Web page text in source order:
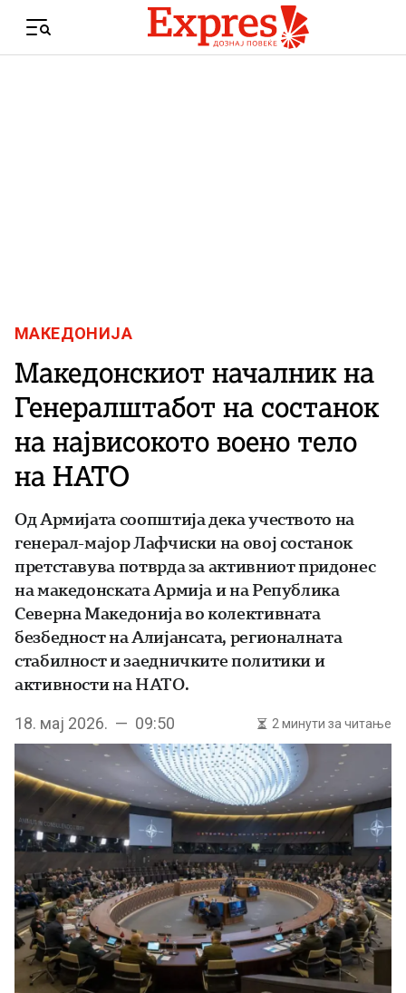
Menu
МАКЕДОНИЈА
Македонскиот началник на
Генералштабот на состанок
на највисокото воено тело
на НАТО
Од Армијата соопштија дека учеството на
генерал-мајор Лафчиски на овој состанок
претставува потврда за активниот придонес
на македонската Армија и на Република
Северна Македонија во колективната
безбедност на Алијансата, регионалната
стабилност и заедничките политики и
активности на НАТО.
18. мај 2026. — 09:50 2 минути за читање